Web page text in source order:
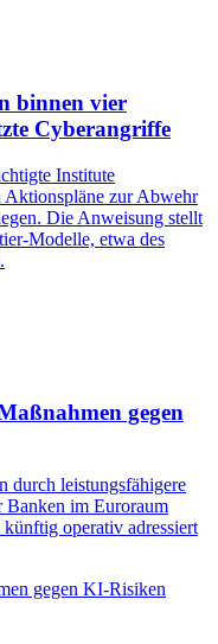
binnen vier
Cyberangriffe
Institute
Aktionspläne zur Abwehr
Die Anweisung stellt
Modelle, etwa des
gegen
durch leistungsfähigere
Banken im Euroraum
operativ adressiert
gegen KI-Risiken